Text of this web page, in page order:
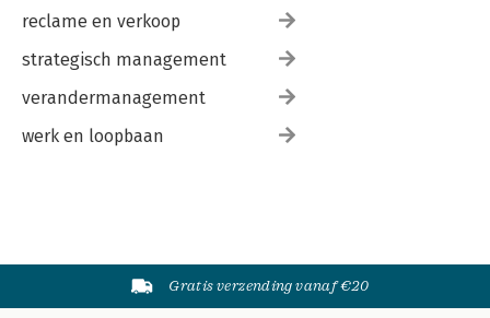
reclame en verkoop
strategisch management
verandermanagement
werk en loopbaan
Gratis verzending vanaf €20